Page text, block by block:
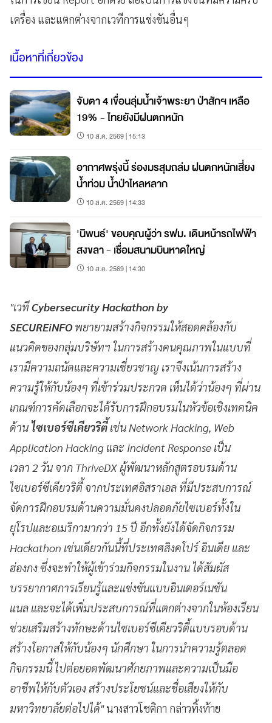
เครื่อง และแตกต่างจากเวทีการแข่งขันอื่นๆ
เนื้อหาที่เกี่ยวข้อง
จับตา 4 เขื่อนลุ่มน้ำเจ้าพระยา ป่าสักฯ เหลือ
19% - ไทยยังมีฝนตกหนัก
10 ส.ค. 2569 | 15:13
อากาศพรุ่งนี้ ร่องมรสุมถล่ม ฝนตกหนักเสี่ยง
น้ำท่วม น้ำป่าไหลหลาก
10 ส.ค. 2569 | 14:33
'นิพนธ์' ขอบคุณผู้ว่า รฟม. เดินหน้ารถไฟฟ้า
สงขลา - เชื่อมสนามบินหาดใหญ่
10 ส.ค. 2569 | 14:30
"เวทีCybersecurity Hackathon by
SECUREiNFOพยายามสร้างกิจกรรมให้สอดคล้องกับ
แนวคิดของกลุ่มบริษัทฯ ในการสร้างคนคุณภาพในแบบที่
เรามีความถนัดและความเชี่ยวชาญ เราจึงเน้นการสร้าง
ความรู้ให้กับน้องๆ ที่เข้าร่วมประกวด เห็นได้ว่าน้องๆ ที่ผ่าน
เกณฑ์การคัดเลือกจะได้รับการฝึกอบรมในหัวข้อเชิงเทคนิค
ด้าน ไซเบอร์ซีเคียวริตี้เช่น Network Hacking, Web
Application Hacking และ Incident Response เป็น
เวลา 2 วัน จาก ThriveDX ผู้พัฒนาหลักสูตรอบรมด้าน
ไซเบอร์ซีเคียวริตี้ จากประเทศอิสราเอล ที่มีประสบการณ์
จัดการฝึกอบรมด้านความมั่นคงปลอดภัยไซเบอร์ทั้งใน
ยุโรปและอเมริกามากว่า 15 ปี อีกทั้งยังได้จัดกิจกรรม
Hackathon เช่นเดียวกันนี้ที่ประเทศสิงคโปร์ อินเดีย และ
ฮ่องกง ซึ่งจะทำให้ผู้เข้าร่วมกิจกรรมในงาน ได้สัมผัส
บรรยากาศการเรียนรู้และแข่งขันแบบอินเตอร์เนชัน
แนล และจะได้เพิ่มประสบการณ์ที่แตกต่างจากในห้องเรียน
ช่วยเสริมสร้างทักษะด้านไซเบอร์ซีเคียวริตี้แบบรอบด้าน
สร้างโอกาสให้กับน้องๆ นักศึกษา ในการนำความรู้ตลอด
กิจกรรมนี้ ไปต่อยอดพัฒนาศักยภาพและความเป็นมือ
อาชีพให้กับตัวเอง สร้างประโยชน์และชื่อเสียงให้กับ
มหาวิทยาลัยต่อไปได้"นางสาวโชติกา กล่าวทิ้งท้าย